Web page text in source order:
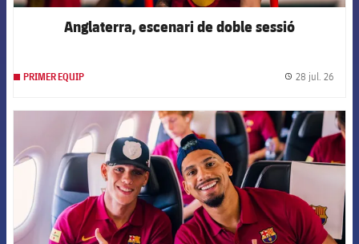
Anglaterra, escenari de doble sessió
PRIMER EQUIP 28 jul. 26
FCB Barcelona badge